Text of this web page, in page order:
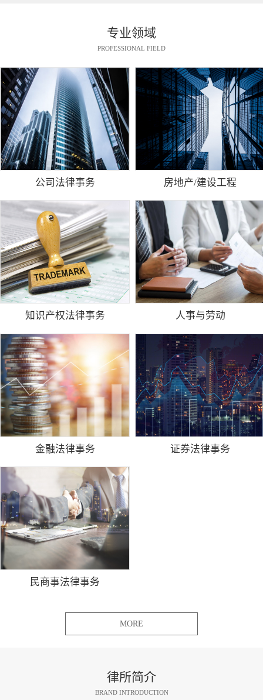
专业领域
PROFESSIONAL FIELD
公司法律事务 房地产/建设工程
知识产权法律事务 人事与劳动
金融法律事务 证券法律事务
民商事法律事务
MORE
律所简介
BRAND INTRODUCTION